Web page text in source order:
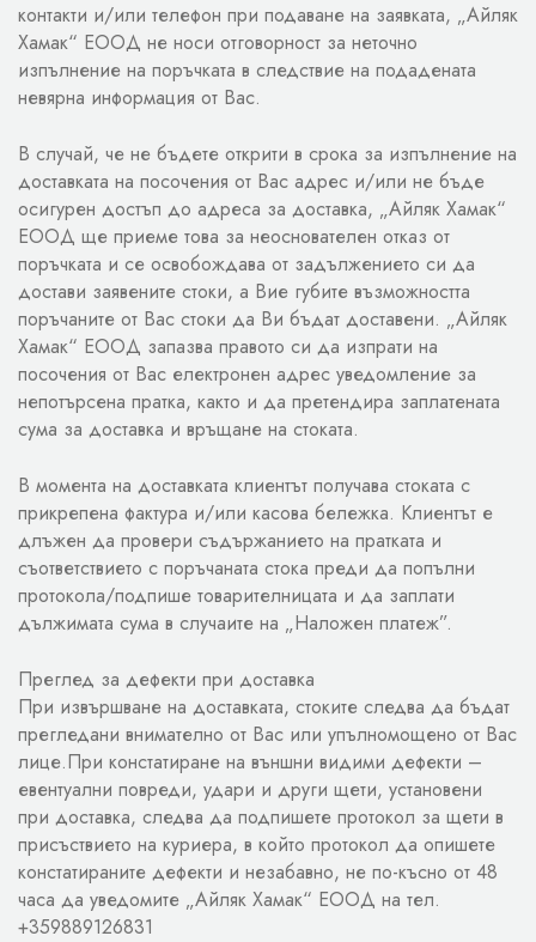
контакти и/или телефон при подаване на заявката, „Айляк
Хамак“ ЕООД не носи отговорност за неточно
изпълнение на поръчката в следствие на подадената
невярна информация от Вас.
В случай, че не бъдете открити в срока за изпълнение на
доставката на посочения от Вас адрес и/или не бъде
осигурен достъп до адреса за доставка, „Айляк Хамак“
ЕООД ще приеме това за неоснователен отказ от
поръчката и се освобождава от задължението си да
достави заявените стоки, а Вие губите възможността
поръчаните от Вас стоки да Ви бъдат доставени. „Айляк
Хамак“ ЕООД запазва правото си да изпрати на
посочения от Вас електронен адрес уведомление за
непотърсена пратка, както и да претендира заплатената
сума за доставка и връщане на стоката.
В момента на доставката клиентът получава стоката с
прикрепена фактура и/или касова бележка. Клиентът е
длъжен да провери съдържанието на пратката и
съответствието с поръчаната стока преди да попълни
протокола/подпише товарителницата и да заплати
дължимата сума в случаите на „Наложен платеж”.
Преглед за дефекти при доставка
При извършване на доставката, стоките следва да бъдат
прегледани внимателно от Вас или упълномощено от Вас
лице.При констатиране на външни видими дефекти –
евентуални повреди, удари и други щети, установени
при доставка, следва да подпишете протокол за щети в
присъствието на куриера, в който протокол да опишете
констатираните дефекти и незабавно, не по-късно от 48
часа да уведомите „Айляк Хамак“ ЕООД на тел.
+359889126831